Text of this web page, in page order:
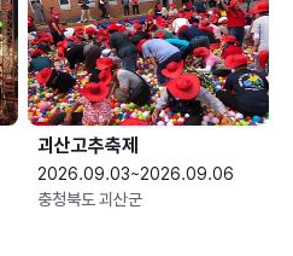
괴산고추축제
2026.09.03~2026.09.06
충청북도 괴산군